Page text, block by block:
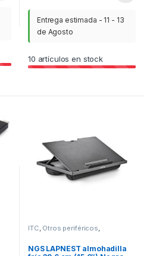
Entrega estimada - 11 - 13
de Agosto
10 artículos en stock
ITC Otros periféricos
Periféricos
NGS LAPNEST almohadilla